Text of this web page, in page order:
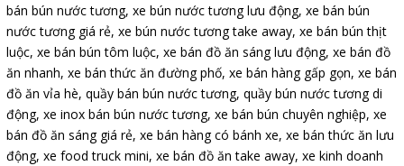
bán bún nước tương, xe bún nước tương lưu động, xe bán bún
nước tương giá rẻ, xe bún nước tương take away, xe bán bún thịt
luộc, xe bán bún tôm luộc, xe bán đồ ăn sáng lưu động, xe bán đồ
ăn nhanh, xe bán thức ăn đường phố, xe bán hàng gấp gọn, xe bán
đồ ăn vỉa hè, quầy bán bún nước tương, quầy bún nước tương di
động, xe inox bán bún nước tương, xe bán bún chuyên nghiệp, xe
bán đồ ăn sáng giá rẻ, xe bán hàng có bánh xe, xe bán thức ăn lưu
động, xe food truck mini, xe bán đồ ăn take away, xe kinh doanh